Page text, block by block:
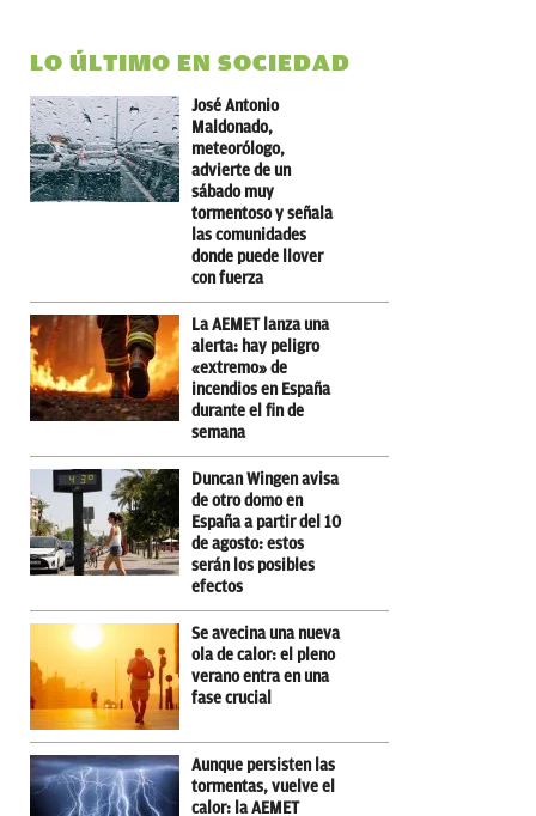
LO ÚLTIMO EN SOCIEDAD
José Antonio
Maldonado,
meteorólogo,
advierte de un
sábado muy
tormentoso y señala
las comunidades
donde puede llover
con fuerza
La AEMET lanza una
alerta: hay peligro
«extremo» de
incendios en España
durante el fin de
semana
Duncan Wingen avisa
de otro domo en
España a partir del 10
de agosto: estos
serán los posibles
efectos
Se avecina una nueva
ola de calor: el pleno
verano entra en una
fase crucial
Aunque persisten las
tormentas, vuelve el
calor: la AEMET